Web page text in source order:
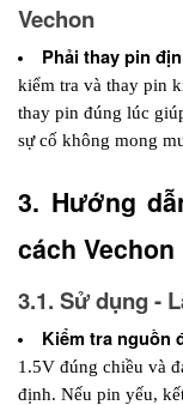
Vechon
Phải thay pin
kiểm tra và thay pin
thay pin đúng lúc
sự cố không mong
3. Hướng
cách Vechon
3.1. Sử dụng -
Kiểm tra nguồn
1.5V đúng chiều và
định. Nếu pin yếu,